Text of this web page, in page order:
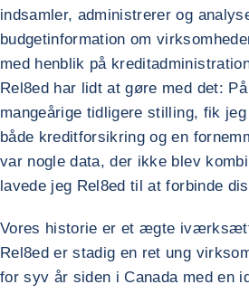
indsamler, administrerer og
budgetinformation om
med henblik på
Rel8ed har lidt at gøre med det:
mangeårige tidligere stilling, fik
både kreditforsikring og en
var nogle data, der ikke blev
lavede jeg Rel8ed til at forbinde
Vores historie er et ægte
Rel8ed er stadig en ret ung
for syv år siden i Canada med en